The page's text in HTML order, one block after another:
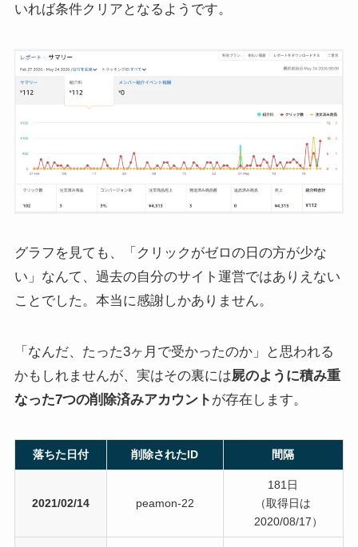
いれば条件クリアとなるようです。
グラフを見ても、「クリックがゼロの日の方が少な
い」なんて、過去の自分のサイト運営ではありえない
ことでした。本当に感謝しかありません。
「なんだ、たった3ヶ月で受かったのか」と思われる
かもしれませんが、実はその裏には屍のように積み重
なった7つの削除済みアカウント が存在します。
落ちた日付 削除されたID 間隔
2021/02/14 peamon-22
181日
（取得日は
2020/08/17）